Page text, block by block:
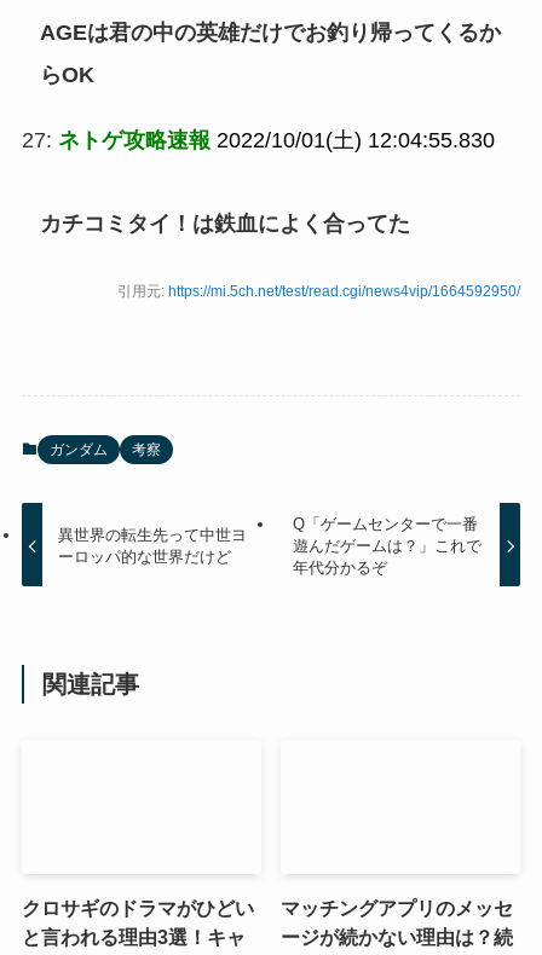
AGEは君の中の英雄だけでお釣り帰ってくるか
らOK
27: ネトゲ攻略速報 2022/10/01(土) 12:04:55.830
カチコミタイ！は鉄血によく合ってた
引用元: https://mi.5ch.net/test/read.cgi/news4vip/1664592950/
ガンダム 考察
異世界の転生先って中世ヨ
ーロッパ的な世界だけど
Q「ゲームセンターで一番
遊んだゲームは？」これで
年代分かるぞ
関連記事
クロサギのドラマがひどい
と言われる理由3選！キャ
マッチングアプリのメッセ
ージが続かない理由は？続